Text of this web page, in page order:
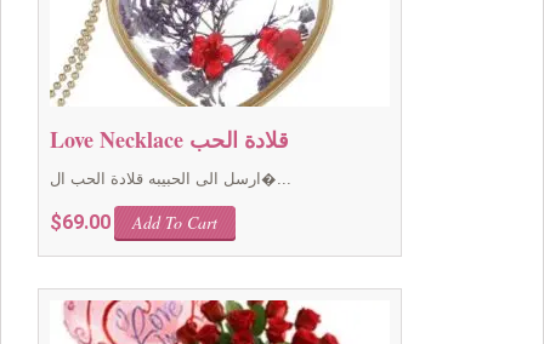
Love Necklace قلادة الحب
ارسل الى الحبيبه قلادة الحب ال�...
$69.00 Add To Cart